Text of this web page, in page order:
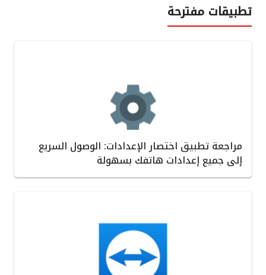
تطبيقات مفترحة
مراجعة تطبيق اختصار الإعدادات: الوصول السريع
إلى جميع إعدادات هاتفك بسهولة